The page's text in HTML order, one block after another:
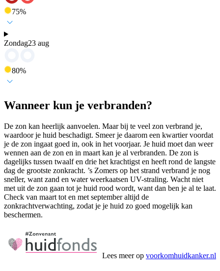
75%
Zondag23 aug
80%
Wanneer kun je verbranden?
De zon kan heerlijk aanvoelen. Maar bij te veel zon verbrand je,
waardoor je huid beschadigt. Smeer je daarom een kwartier voordat
je de zon ingaat goed in, ook in het voorjaar. Je huid moet dan weer
wennen aan de zon en in maart kan je al verbranden. De zon is
dagelijks tussen twaalf en drie het krachtigst en heeft rond de langste
dag de grootste zonkracht. ’s Zomers op het strand verbrand je nog
sneller, want zand en water weerkaatsen UV-straling. Wacht niet
met uit de zon gaan tot je huid rood wordt, want dan ben je al te laat.
Check van maart tot en met september altijd de
zonkrachtverwachting, zodat je je huid zo goed mogelijk kan
beschermen.
Lees meer op voorkomhuidkanker.nl